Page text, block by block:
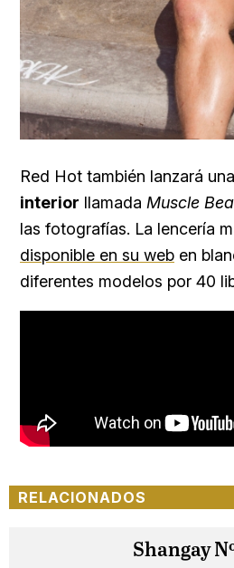
Red Hot también lanzará
interior llamada Muscle
las fotografías. La lencería
disponible en su web en
diferentes modelos por 40
RELACIONADOS
Shangay